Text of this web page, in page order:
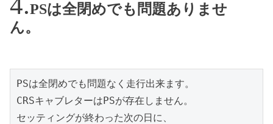
PSは全閉めでも問題ありませ
ん。
PSは全閉めでも問題なく走行出来ます。
CRSキャブレターはPSが存在しません。
セッティングが終わった次の日に、